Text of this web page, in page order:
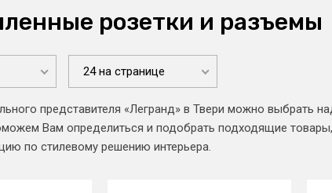
розетки и разъемы
24 на странице
представителя «Легранд» в Твери можно выбрать
Вам определиться и подобрать подходящие
по стилевому решению интерьера.